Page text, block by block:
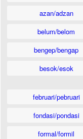
azan/adzan
belum/belom
bengep/bengap
besok/esok
februari/pebruari
fondasi/pondasi
formal/formil